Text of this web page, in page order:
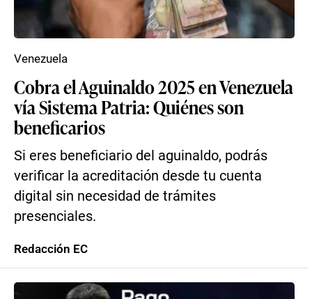
Cobra el Aguinaldo 2025 en Venezuela
vía Sistema Patria: Quiénes son
beneficarios
Si eres beneficiario del aguinaldo, podrás
verificar la acreditación desde tu cuenta
digital sin necesidad de trámites
presenciales.
Venezuela
Redacción EC